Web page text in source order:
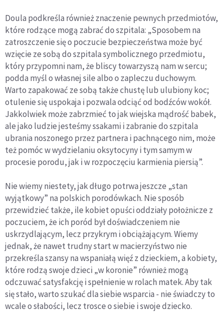
Doula podkreśla również znaczenie pewnych przedmiotów,
które rodzące mogą zabrać do szpitala: „Sposobem na
zatroszczenie się o poczucie bezpieczeństwa może być
wzięcie ze sobą do szpitala symbolicznego przedmiotu,
który przypomni nam, że bliscy towarzyszą nam w sercu;
podda myśl o własnej sile albo o zapleczu duchowym.
Warto zapakować ze sobą także chustę lub ulubiony koc;
otulenie się uspokaja i pozwala odciąć od bodźców wokół.
Jakkolwiek może zabrzmieć to jak wiejska mądrość babek,
ale jako ludzie jesteśmy ssakami i zabranie do szpitala
ubrania noszonego przez partnera i pachnącego nim, może
też pomóc w wydzielaniu oksytocyny i tym samym w
procesie porodu, jak i w rozpoczęciu karmienia piersią”.
Nie wiemy niestety, jak długo potrwa jeszcze „stan
wyjątkowy” na polskich porodówkach. Nie sposób
przewidzieć także, ile kobiet opuści oddziały położnicze z
poczuciem, że ich poród był doświadczeniem nie
uskrzydlającym, lecz przykrym i obciążającym. Wiemy
jednak, że nawet trudny start w macierzyństwo nie
przekreśla szansy na wspaniałą więź z dzieckiem, a kobiety,
które rodzą swoje dzieci „w koronie” również mogą
odczuwać satysfakcję i spełnienie w rolach matek. Aby tak
się stało, warto szukać dla siebie wsparcia - nie świadczy to
wcale o słabości, lecz trosce o siebie i swoje dziecko.